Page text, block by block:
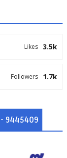
3.5k
Likes
1.7k
Followers
9445409